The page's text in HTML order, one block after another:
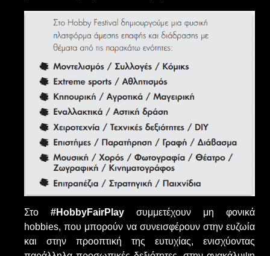
Στο #HobbyFairPlay συμμετέχουν μη φονικά
hobbies, που μπορούν να συνεισφέρουν στην ευζωία
και στην προοπτική της ευτυχίας, ενισχύοντας